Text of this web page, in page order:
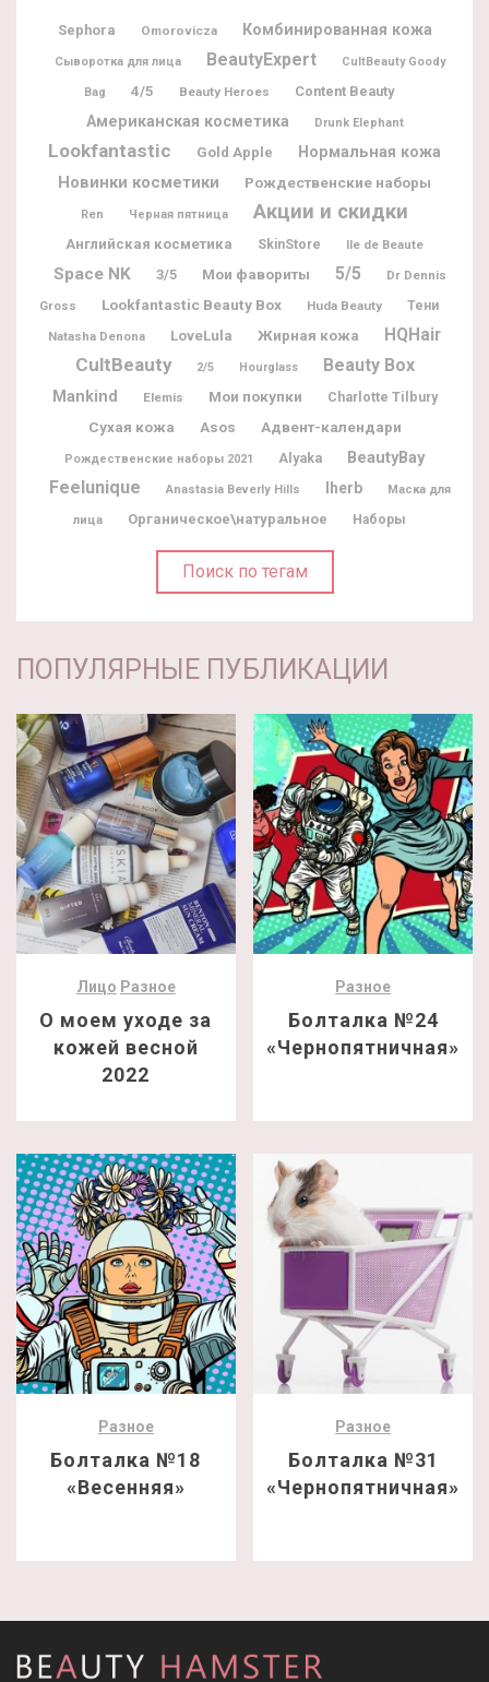
Sephora Omorovicza Комбинированная кожа
Сыворотка для лица BeautyExpert CultBeauty Goody
Bag 4/5 Beauty Heroes Content Beauty
Американская косметика Drunk Elephant
Lookfantastic Gold Apple Нормальная кожа
Новинки косметики Рождественские наборы
Ren Черная пятница Акции и скидки
Английская косметика SkinStore Ile de Beaute
Space NK 3/5 Мои фавориты 5/5
Dr Dennis
Gross
Lookfantastic Beauty Box Huda Beauty
Тени
Natasha Denona
LoveLula Жирная кожа HQHair
CultBeauty 2/5 Hourglass Beauty Box
Mankind Elemis Мои покупки
Charlotte Tilbury
Сухая кожа
Asos Адвент-календари
Рождественские наборы 2021 Alyaka BeautyBay
Feelunique Anastasia Beverly Hills Iherb Маска для
лица Органическое\натуральное Наборы
Поиск по тегам
ПОПУЛЯРНЫЕ ПУБЛИКАЦИИ
Лицо Разное
О моем уходе за
кожей весной
2022
Разное
Болталка №24
«Чернопятничная»
Разное
Болталка №18
«Весенняя»
Разное
Болталка №31
«Чернопятничная»